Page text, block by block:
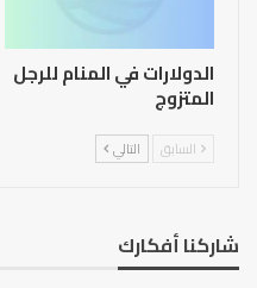
الدولارات في المنام للرجل
المتزوج
السابق التالي
شاركنا أفكارك